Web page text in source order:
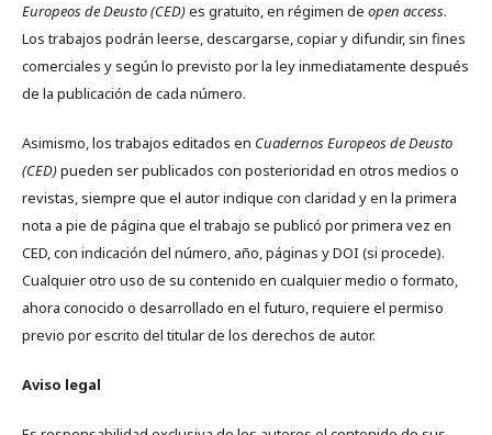
Europeos de Deusto (CED)es gratuito, en régimen de open access.
Los trabajos podrán leerse, descargarse, copiar y difundir, sin fines
comerciales y según lo previsto por la ley inmediatamente después
de la publicación de cada número.
Asimismo, los trabajos editados en Cuadernos Europeos de Deusto
(CED)pueden ser publicados con posterioridad en otros medios o
revistas, siempre que el autor indique con claridad y en la primera
nota a pie de página que el trabajo se publicó por primera vez en
CED, con indicación del número, año, páginas y DOI (si procede).
Cualquier otro uso de su contenido en cualquier medio o formato,
ahora conocido o desarrollado en el futuro, requiere el permiso
previo por escrito del titular de los derechos de autor.
Aviso legal